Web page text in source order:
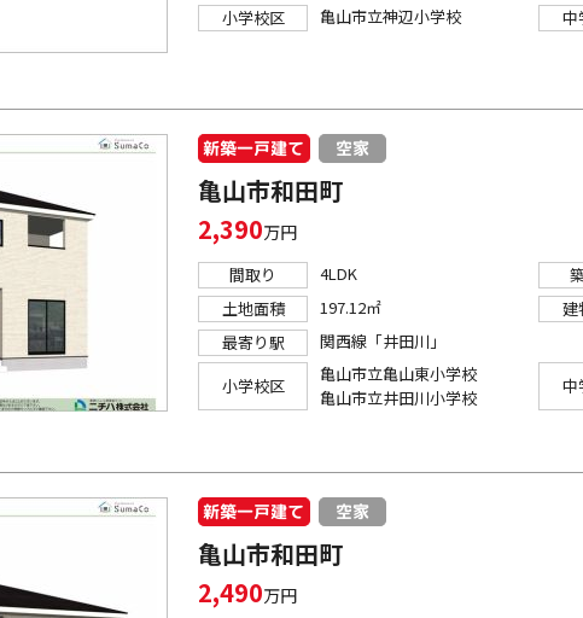
小学校区
亀山市立神辺小学校 中
新築一戸建て 空家
亀山市和田町
2,390万円
間取り 4LDK
土地面積
197.12㎡ 建
最寄り駅
関西線「井田川」
小学校区
亀山市立亀山東小学校
亀山市立井田川小学校
中
新築一戸建て 空家
亀山市和田町
2,490万円